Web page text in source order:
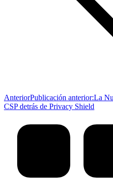
AnteriorPublicación anterior:La
CSP detrás de Privacy Shield